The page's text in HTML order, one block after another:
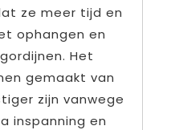
ze meer tijd en
ophangen en
Het
gemaakt van
zijn vanwege
inspanning en